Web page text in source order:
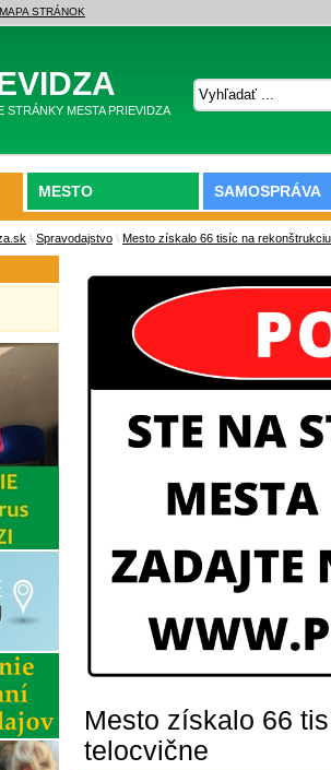
MAPA STRÁNOK
STRÁNKY MESTA PRIEVIDZA
MESTO SAMOSPRÁVA
\ Spravodajstvo \ Mesto získalo 66 tisíc na
Mesto získalo 66
telocvične